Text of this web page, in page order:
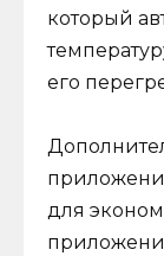
который
его
для